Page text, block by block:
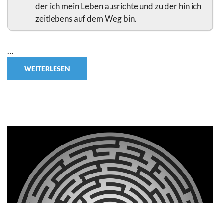
der ich mein Leben ausrichte und zu der hin ich
zeitlebens auf dem Weg bin.
…
WEITERLESEN